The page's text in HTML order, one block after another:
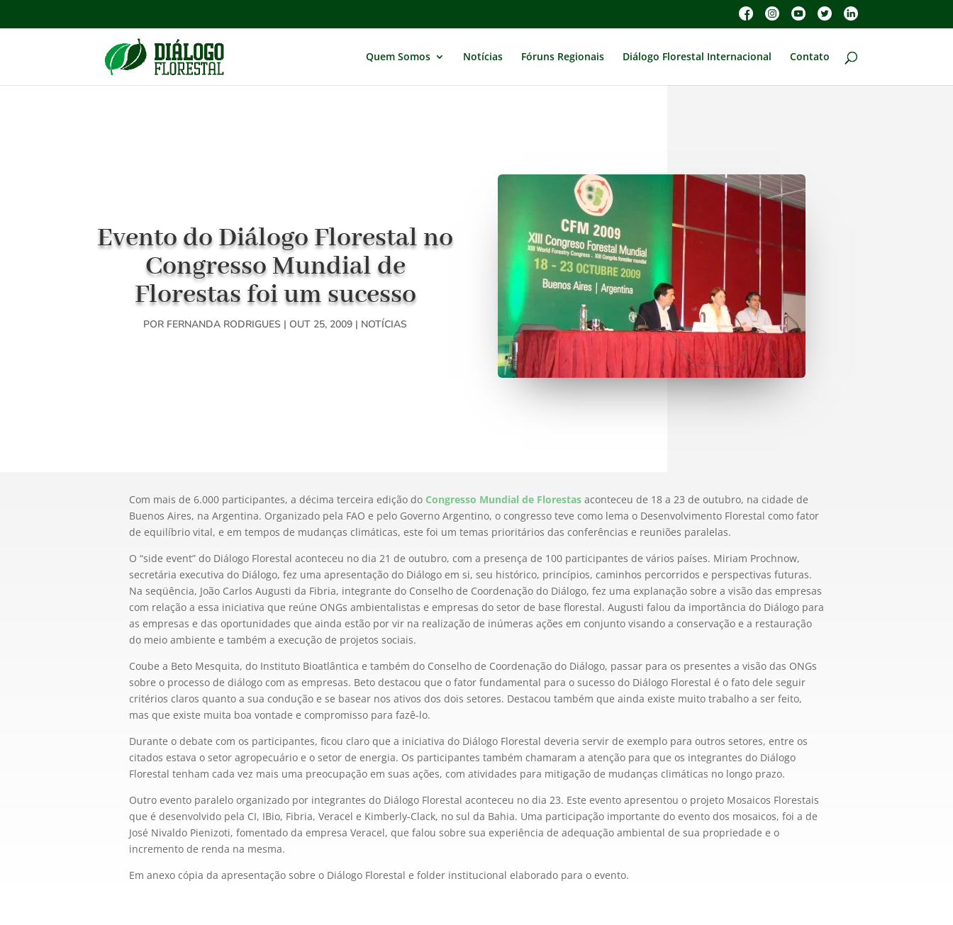
Quem Somos Notícias Fóruns Regionais Diálogo Florestal Internacional Contato
Evento do Diálogo Florestal no
Congresso Mundial de
Florestas foi um sucesso
POR FERNANDA RODRIGUES | OUT 25, 2009 | NOTÍCIAS
Com mais de 6.000 participantes, a décima terceira edição do Congresso Mundial de Florestas aconteceu de 18 a 23 de outubro, na cidade de
Buenos Aires, na Argentina. Organizado pela FAO e pelo Governo Argentino, o congresso teve como lema o Desenvolvimento Florestal como fator
de equilíbrio vital, e em tempos de mudanças climáticas, este foi um temas prioritários das conferências e reuniões paralelas.
O “side event” do Diálogo Florestal aconteceu no dia 21 de outubro, com a presença de 100 participantes de vários países. Miriam Prochnow,
secretária executiva do Diálogo, fez uma apresentação do Diálogo em si, seu histórico, princípios, caminhos percorridos e perspectivas futuras.
Na seqüência, João Carlos Augusti da Fibria, integrante do Conselho de Coordenação do Diálogo, fez uma explanação sobre a visão das empresas
com relação a essa iniciativa que reúne ONGs ambientalistas e empresas do setor de base florestal. Augusti falou da importância do Diálogo para
as empresas e das oportunidades que ainda estão por vir na realização de inúmeras ações em conjunto visando a conservação e a restauração
do meio ambiente e também a execução de projetos sociais.
Coube a Beto Mesquita, do Instituto Bioatlântica e também do Conselho de Coordenação do Diálogo, passar para os presentes a visão das ONGs
sobre o processo de diálogo com as empresas. Beto destacou que o fator fundamental para o sucesso do Diálogo Florestal é o fato dele seguir
critérios claros quanto a sua condução e se basear nos ativos dos dois setores. Destacou também que ainda existe muito trabalho a ser feito,
mas que existe muita boa vontade e compromisso para fazê-lo.
Durante o debate com os participantes, ficou claro que a iniciativa do Diálogo Florestal deveria servir de exemplo para outros setores, entre os
citados estava o setor agropecuário e o setor de energia. Os participantes também chamaram a atenção para que os integrantes do Diálogo
Florestal tenham cada vez mais uma preocupação em suas ações, com atividades para mitigação de mudanças climáticas no longo prazo.
Outro evento paralelo organizado por integrantes do Diálogo Florestal aconteceu no dia 23. Este evento apresentou o projeto Mosaicos Florestais
que é desenvolvido pela CI, IBio, Fibria, Veracel e Kimberly-Clack, no sul da Bahia. Uma participação importante do evento dos mosaicos, foi a de
José Nivaldo Pienizoti, fomentado da empresa Veracel, que falou sobre sua experiência de adequação ambiental de sua propriedade e o
incremento de renda na mesma.
Em anexo cópia da apresentação sobre o Diálogo Florestal e folder institucional elaborado para o evento.